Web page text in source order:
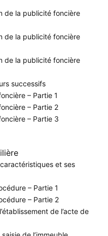
de la publicité foncière
de la publicité foncière
de la publicité foncière
successifs
– Partie 1
– Partie 2
– Partie 3
et ses
– Partie 1
– Partie 2
de l’acte de